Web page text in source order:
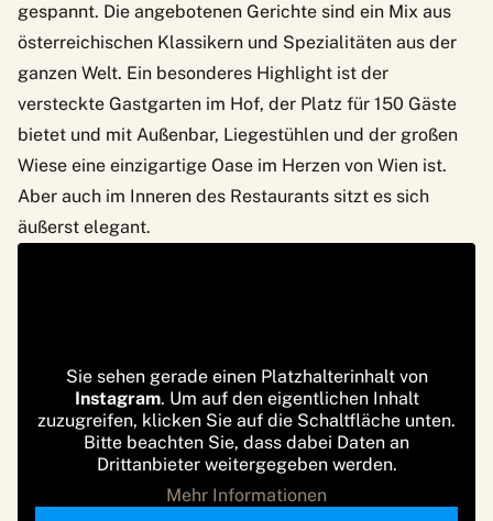
gespannt. Die angebotenen Gerichte sind ein Mix aus
österreichischen Klassikern und Spezialitäten aus der
ganzen Welt. Ein besonderes Highlight ist der
versteckte Gastgarten im Hof, der Platz für 150 Gäste
bietet und mit Außenbar, Liegestühlen und der großen
Wiese eine einzigartige Oase im Herzen von Wien ist.
Aber auch im Inneren des Restaurants sitzt es sich
äußerst elegant.
Sie sehen gerade einen Platzhalterinhalt von
Instagram. Um auf den eigentlichen Inhalt
zuzugreifen, klicken Sie auf die Schaltfläche unten.
Bitte beachten Sie, dass dabei Daten an
Drittanbieter weitergegeben werden.
Mehr Informationen